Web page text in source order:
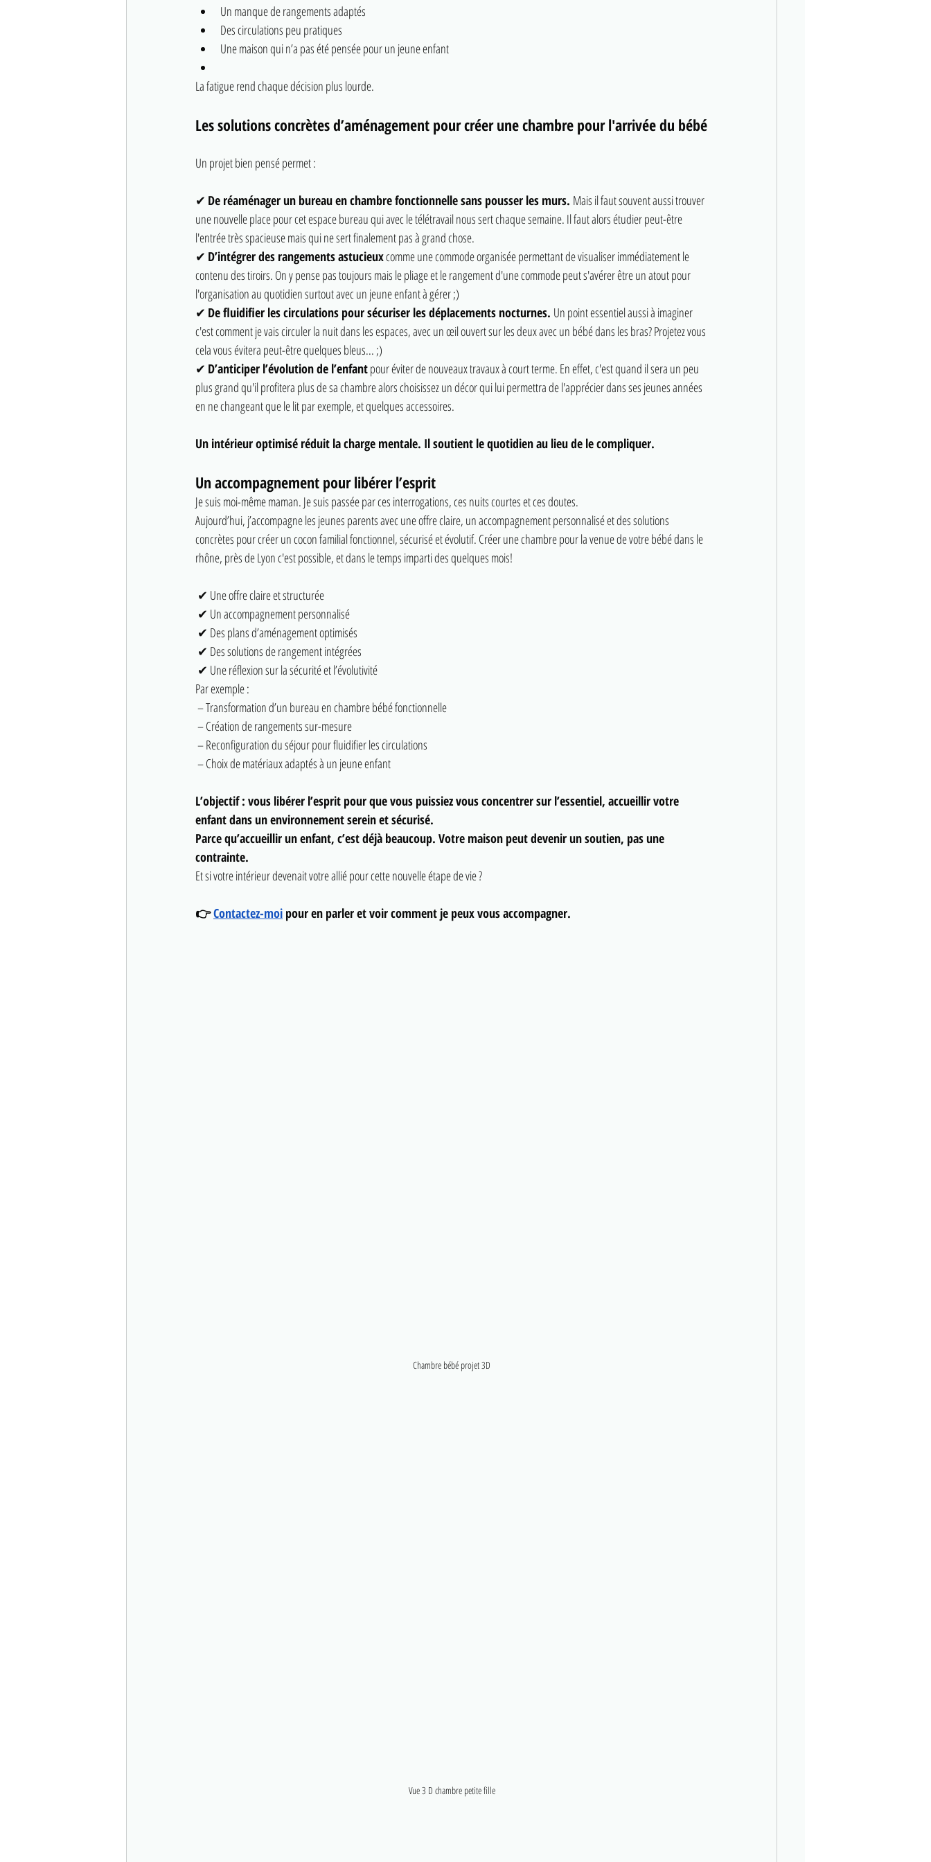
Un manque de rangements adaptés
Des circulations peu pratiques
Une maison qui n’a pas été pensée pour un jeune enfant
La fatigue rend chaque décision plus lourde.
Les solutions concrètes d’aménagement pour créer une chambre pour l'arrivée du bébé
Un projet bien pensé permet :
✔ De réaménager un bureau en chambre fonctionnelle sans pousser les murs. Mais il faut souvent aussi trouver
une nouvelle place pour cet espace bureau qui avec le télétravail nous sert chaque semaine. Il faut alors étudier peut-être
l'entrée très spacieuse mais qui ne sert finalement pas à grand chose.
✔ D’intégrer des rangements astucieux comme une commode organisée permettant de visualiser immédiatement le
contenu des tiroirs. On y pense pas toujours mais le pliage et le rangement d'une commode peut s'avérer être un atout pour
l'organisation au quotidien surtout avec un jeune enfant à gérer ;)
✔ De fluidifier les circulations pour sécuriser les déplacements nocturnes. Un point essentiel aussi à imaginer
c'est comment je vais circuler la nuit dans les espaces, avec un œil ouvert sur les deux avec un bébé dans les bras? Projetez vous
cela vous évitera peut-être quelques bleus... ;)
✔ D’anticiper l’évolution de l’enfant pour éviter de nouveaux travaux à court terme. En effet, c'est quand il sera un peu
plus grand qu'il profitera plus de sa chambre alors choisissez un décor qui lui permettra de l'apprécier dans ses jeunes années
en ne changeant que le lit par exemple, et quelques accessoires.
Un intérieur optimisé réduit la charge mentale. Il soutient le quotidien au lieu de le compliquer.
Un accompagnement pour libérer l’esprit
Je suis moi-même maman. Je suis passée par ces interrogations, ces nuits courtes et ces doutes.
Aujourd’hui, j’accompagne les jeunes parents avec une offre claire, un accompagnement personnalisé et des solutions
concrètes pour créer un cocon familial fonctionnel, sécurisé et évolutif. Créer une chambre pour la venue de votre bébé dans le
rhône, près de Lyon c'est possible, et dans le temps imparti des quelques mois!
✔ Une offre claire et structurée
✔ Un accompagnement personnalisé
✔ Des plans d’aménagement optimisés
✔ Des solutions de rangement intégrées
✔ Une réflexion sur la sécurité et l’évolutivité
Par exemple :
– Transformation d’un bureau en chambre bébé fonctionnelle
– Création de rangements sur-mesure
– Reconfiguration du séjour pour fluidifier les circulations
– Choix de matériaux adaptés à un jeune enfant
L’objectif : vous libérer l’esprit pour que vous puissiez vous concentrer sur l’essentiel, accueillir votre
enfant dans un environnement serein et sécurisé.
Parce qu’accueillir un enfant, c’est déjà beaucoup. Votre maison peut devenir un soutien, pas une
contrainte.
Et si votre intérieur devenait votre allié pour cette nouvelle étape de vie ?
👉 Contactez-moi pour en parler et voir comment je peux vous accompagner.
Chambre bébé projet 3D
Vue 3 D chambre petite fille